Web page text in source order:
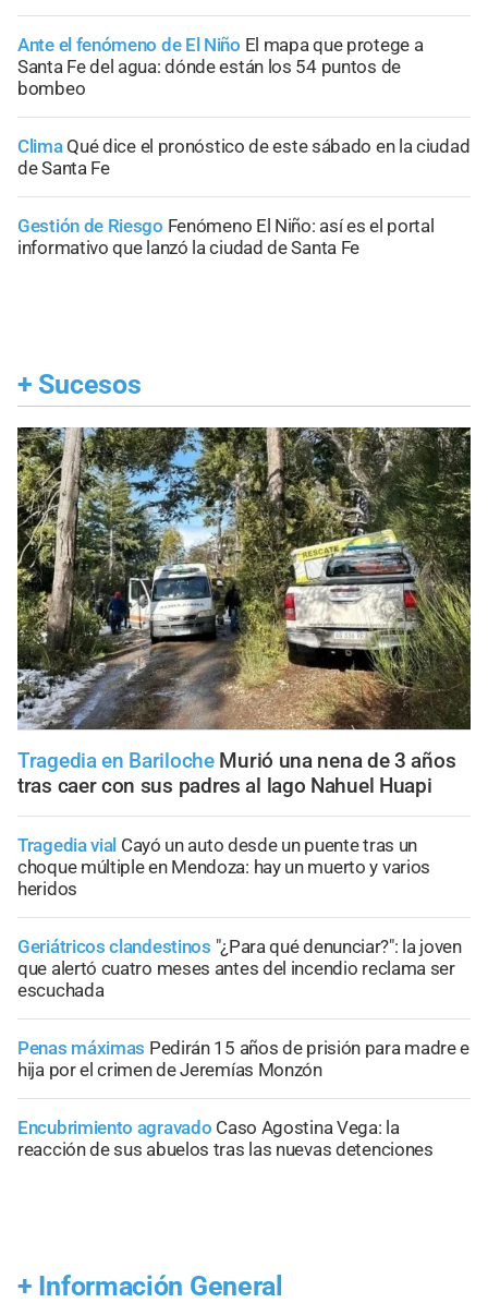
Ante el fenómeno de El Niño El mapa que protege a
Santa Fe del agua: dónde están los 54 puntos de
bombeo
Clima Qué dice el pronóstico de este sábado en la ciudad
de Santa Fe
Gestión de Riesgo Fenómeno El Niño: así es el portal
informativo que lanzó la ciudad de Santa Fe
+ Sucesos
Tragedia en Bariloche Murió una nena de 3 años
tras caer con sus padres al lago Nahuel Huapi
Tragedia vial Cayó un auto desde un puente tras un
choque múltiple en Mendoza: hay un muerto y varios
heridos
Geriátricos clandestinos "¿Para qué denunciar?": la joven
que alertó cuatro meses antes del incendio reclama ser
escuchada
Penas máximas Pedirán 15 años de prisión para madre e
hija por el crimen de Jeremías Monzón
Encubrimiento agravado Caso Agostina Vega: la
reacción de sus abuelos tras las nuevas detenciones
+ Información General